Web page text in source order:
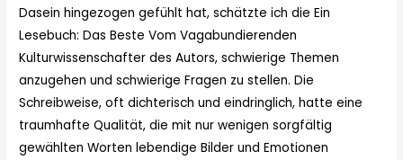
Dasein hingezogen gefühlt hat, schätzte ich die Ein
Lesebuch: Das Beste Vom Vagabundierenden
Kulturwissenschafter des Autors, schwierige Themen
anzugehen und schwierige Fragen zu stellen. Die
Schreibweise, oft dichterisch und eindringlich, hatte eine
traumhafte Qualität, die mit nur wenigen sorgfältig
gewählten Worten lebendige Bilder und Emotionen